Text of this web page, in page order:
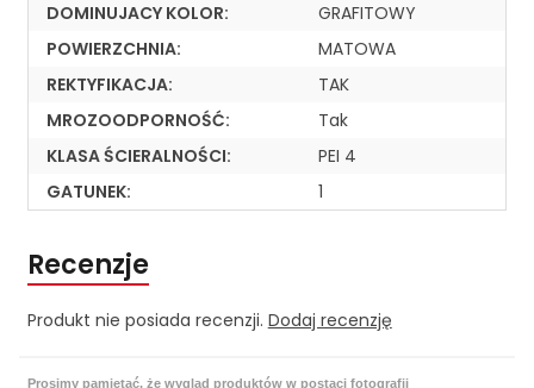
DOMINUJACY KOLOR:
GRAFITOWY
POWIERZCHNIA:
MATOWA
REKTYFIKACJA:
TAK
MROZOODPORNOŚĆ:
Tak
KLASA ŚCIERALNOŚCI:
PEI 4
GATUNEK:
1
Recenzje
Produkt nie posiada recenzji. Dodaj recenzję
Prosimy pamiętać, że wygląd produktów w postaci fotografii